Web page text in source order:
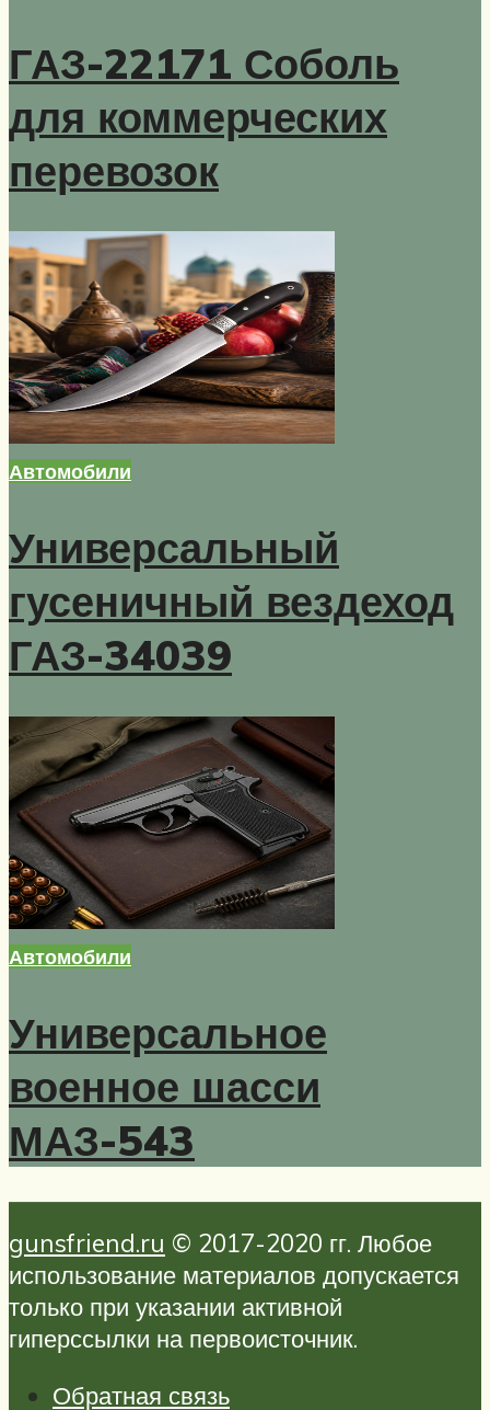
ГАЗ-22171 Соболь
для коммерческих
перевозок
Автомобили
Универсальный
гусеничный вездеход
ГАЗ-34039
Автомобили
Универсальное
военное шасси
МАЗ-543
gunsfriend.ru © 2017-2020 гг. Любое
использование материалов допускается
только при указании активной
гиперссылки на первоисточник.
Обратная связь